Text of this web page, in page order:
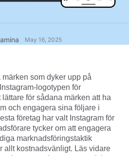
May 16, 2025
som dyker upp på
logotypen för
för sådana märken att ha
och engagera sina följare i
företag har valt Instagram för
tycker om att engagera
marknadsföringstaktik
allt kostnadsvänligt. Läs vidare